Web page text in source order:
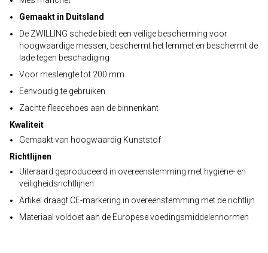
Gemaakt in Duitsland
De ZWILLING schede biedt een veilige bescherming voor
hoogwaardige messen, beschermt het lemmet en beschermt de
lade tegen beschadiging
Voor meslengte tot 200 mm
Eenvoudig te gebruiken
Zachte fleecehoes aan de binnenkant
Kwaliteit
Gemaakt van hoogwaardig Kunststof
Richtlijnen
Uiteraard geproduceerd in overeenstemming met hygiëne- en
veiligheidsrichtlijnen
Artikel draagt CE-markering in overeenstemming met de richtlijn
Materiaal voldoet aan de Europese voedingsmiddelennormen